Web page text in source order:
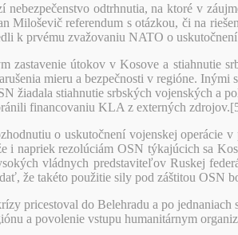
odtrhnutia, na ktoré v
Miloševič referendum s otázkou, či na
k prvému zvažovaniu NATO o
zastavenie útokov v Kosove a stiahnutie
mieru a bezpečnosti v regióne.
žiadala stiahnutie srbských vojenských a
financovaniu KLA z externých
o uskutočnení vojenskej operácie v
napriek rezolúciám OSN týkajúcich sa
vládnych predstaviteľov Ruskej
že takéto použitie sily pod záštitou OSN
pricestoval do Belehradu a po
a povolenie vstupu humanitárnym